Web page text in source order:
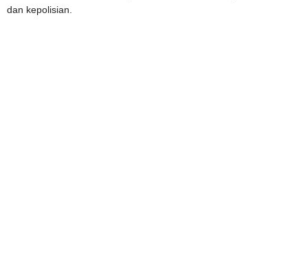
dan kepolisian.